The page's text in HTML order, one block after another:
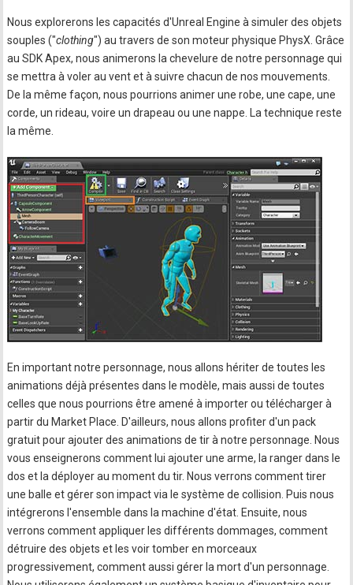
Nous explorerons les capacités d'Unreal Engine à simuler des objets
souples ("clothing") au travers de son moteur physique PhysX. Grâce
au SDK Apex, nous animerons la chevelure de notre personnage qui
se mettra à voler au vent et à suivre chacun de nos mouvements.
De la même façon, nous pourrions animer une robe, une cape, une
corde, un rideau, voire un drapeau ou une nappe. La technique reste
la même.
En important notre personnage, nous allons hériter de toutes les
animations déjà présentes dans le modèle, mais aussi de toutes
celles que nous pourrions être amené à importer ou télécharger à
partir du Market Place. D'ailleurs, nous allons profiter d'un pack
gratuit pour ajouter des animations de tir à notre personnage. Nous
vous enseignerons comment lui ajouter une arme, la ranger dans le
dos et la déployer au moment du tir. Nous verrons comment tirer
une balle et gérer son impact via le système de collision. Puis nous
intégrerons l'ensemble dans la machine d'état. Ensuite, nous
verrons comment appliquer les différents dommages, comment
détruire des objets et les voir tomber en morceaux
progressivement, comment aussi gérer la mort d'un personnage.